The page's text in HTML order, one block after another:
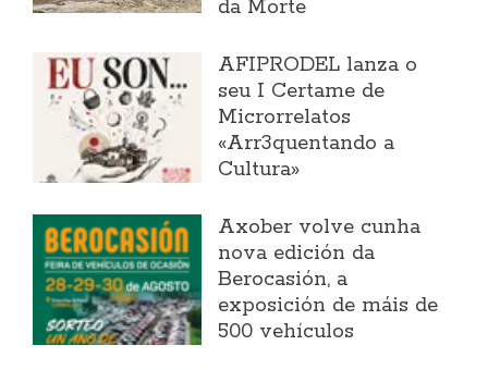
da Morte
AFIPRODEL lanza o
seu I Certame de
Microrrelatos
«Arr3quentando a
Cultura»
Axober volve cunha
nova edición da
Berocasión, a
exposición de máis de
500 vehículos